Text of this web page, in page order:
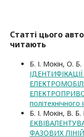
Статті цього
читають
Б. І. Мокін, О.
Б. І. Мокін, В.
ФАЗОВИХ